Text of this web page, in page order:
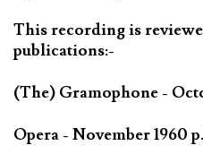
This recording is
publications:-
(The) Gramophone -
Opera - November 1960